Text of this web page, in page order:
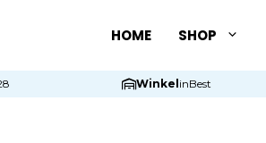
HOME SHOP
Winkel inBest